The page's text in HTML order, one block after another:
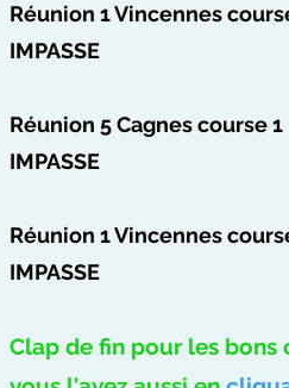
Réunion 1 Vincennes
IMPASSE
Réunion 5 Cagnes course 1
IMPASSE
Réunion 1 Vincennes
IMPASSE
Clap de fin pour les bons